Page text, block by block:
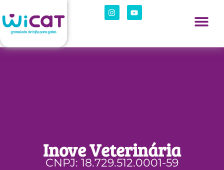
Inove Veterinária
CNPJ: 18.729.512.0001-59